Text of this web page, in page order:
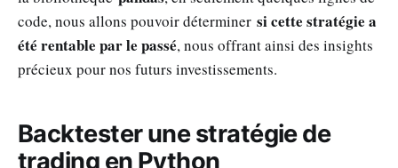
code, nous allons pouvoir déterminer si cette stratégie a
été rentable par le passé, nous offrant ainsi des insights
précieux pour nos futurs investissements.
Backtester une stratégie de
trading en Python